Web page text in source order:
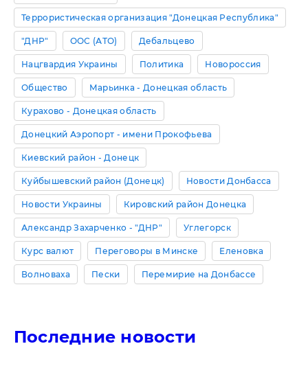
Террористическая организация "Донецкая Республика"
"ДНР" ООС (АТО) Дебальцево
Нацгвардия Украины Политика Новороссия
Общество Марьинка - Донецкая область
Курахово - Донецкая область
Донецкий Аэропорт - имени Прокофьева
Киевский район - Донецк
Куйбышевский район (Донецк) Новости Донбасса
Новости Украины Кировский район Донецка
Александр Захарченко - "ДНР" Углегорск
Курс валют Переговоры в Минске Еленовка
Волноваха Пески Перемирие на Донбассе
Последние новости